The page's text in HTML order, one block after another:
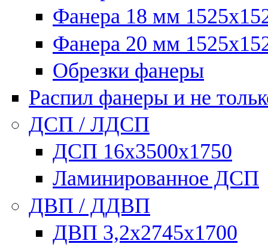
Фанера 18 мм
Фанера 20 мм
Обрезки фанеры
Распил фанеры и не
ДСП / ЛДСП
ДСП 16х3500х1750
Ламинированное ДСП
ДВП / ДДВП
ДВП 3,2х2745х1700